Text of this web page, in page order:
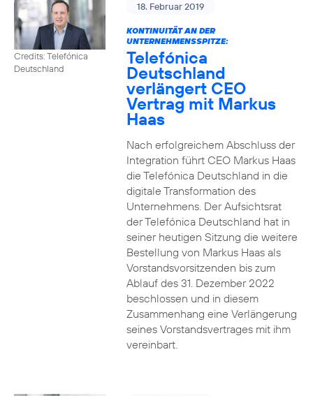
Credits: Telefónica
Deutschland
18. Februar 2019
KONTINUITÄT AN DER
UNTERNEHMENSSPITZE:
Telefónica
Deutschland
verlängert CEO
Vertrag mit Markus
Haas
Nach erfolgreichem Abschluss der
Integration führt CEO Markus Haas
die Telefónica Deutschland in die
digitale Transformation des
Unternehmens. Der Aufsichtsrat
der Telefónica Deutschland hat in
seiner heutigen Sitzung die weitere
Bestellung von Markus Haas als
Vorstandsvorsitzenden bis zum
Ablauf des 31. Dezember 2022
beschlossen und in diesem
Zusammenhang eine Verlängerung
seines Vorstandsvertrages mit ihm
vereinbart.